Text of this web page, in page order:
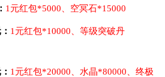
1元红包*5000、空冥石*15000
1元红包*10000、等级突破丹
1元红包*20000、水晶*80000、终极